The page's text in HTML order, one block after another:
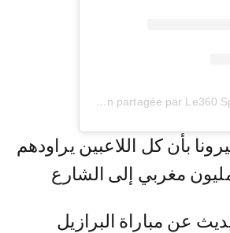
Une publication partagée par Le360 Sport (@le360sport)
بأن كل اللاعبين يراودهم
عن مباراة البرازيل